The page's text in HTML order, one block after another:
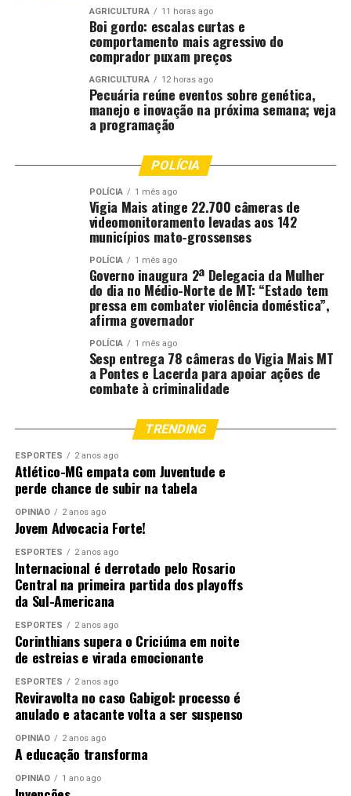
E além disso sermos, de fato, como assina Roberto
Rodrigues, o país da paz, pois alimento é paz. O agro
brasileiro é um sucesso inegável, porém precisa de
merecida propaganda para que essa realidade não sofra
injustamente pela inexistência de sua real percepção. Ao
lado da indústria de alimentação e bebidas, que compra
65% de tudo o que a agropecuária brasileira produz, e
vende para cerca de 200 países, precisamos de
propaganda para fazer do Brasil uma deliciosa melodia
para ser ouvida e encantar o mundo inteiro.
Sem harmonia o Brasil não vira melodia, e sofreremos do
mal da “cacofonia”. Ordem, progresso e harmonia.
José Luiz Tejoné jornalista e publicitário, doutor em
Educação pela Universidad de La Empresa/Uruguai e
mestre em Educação Arte e História da Cultura pela
Universidade Mackenzie.
Canal Ruralnão se responsabiliza pelas opiniões e
conteúdos de inteira responsabilidade de seus autores. A
empresa se reserva o direito de fazer ajustes no texto
para adequação às normas de publicação.
O postSem harmonia, Brasil não vira melodia: sem
comunicação, agro vira cacofonia
Canal Rural.
Comentários
RELATED TOPICS: AGRICULTURA AGRO
BRASIL
CACOFONIA
COMUNICAÇÃO DESTAQUE
MELODIA
NÃO SEM
UP NEXT
Confederação da Agricultura e Pecuária do Brasil
levanta custos da pecuária de corte no Tocantins e da
banana na Bahia
DON'T MISS
AGRICULTURA 11 horas ago
Boi gordo: escalas curtas e
comportamento mais agressivo do
comprador puxam preços
AGRICULTURA 12 horas ago
Pecuária reúne eventos sobre genética,
manejo e inovação na próxima semana; veja
a programação
POLÍCIA
POLÍCIA 1 mês ago
Vigia Mais atinge 22.700 câmeras de
videomonitoramento levadas aos 142
municípios mato-grossenses
POLÍCIA 1 mês ago
Governo inaugura 2ª Delegacia da Mulher
do dia no Médio-Norte de MT: “Estado tem
pressa em combater violência doméstica”,
afirma governador
POLÍCIA 1 mês ago
Sesp entrega 78 câmeras do Vigia Mais MT
a Pontes e Lacerda para apoiar ações de
combate à criminalidade
TRENDING
ESPORTES 2 anos ago
Atlético-MG empata com Juventude e
perde chance de subir na tabela
OPINIÃO 2 anos ago
Jovem Advocacia Forte!
ESPORTES 2 anos ago
Internacional é derrotado pelo Rosario
Central na primeira partida dos playoffs
da Sul-Americana
ESPORTES 2 anos ago
Corinthians supera o Criciúma em noite
de estreias e virada emocionante
ESPORTES 2 anos ago
Reviravolta no caso Gabigol: processo é
anulado e atacante volta a ser suspenso
OPINIÃO 2 anos ago
A educação transforma
OPINIÃO 1 ano ago